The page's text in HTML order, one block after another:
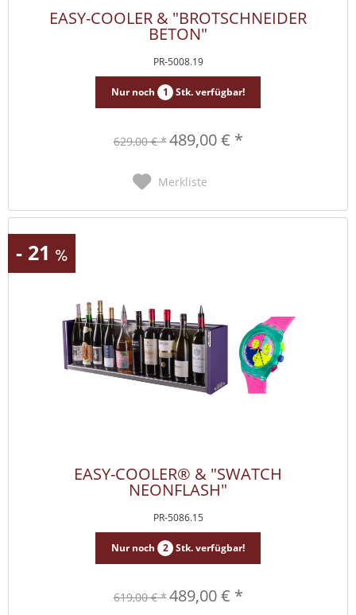
EASY-COOLER & "BROTSCHNEIDER
BETON"
PR-5008.19
Nur noch 1 Stk. verfügbar!
629,00 € *489,00 € *
Merkliste
- 21
EASY-COOLER® & "SWATCH
NEONFLASH"
PR-5086.15
Nur noch 2 Stk. verfügbar!
619,00 € *489,00 € *